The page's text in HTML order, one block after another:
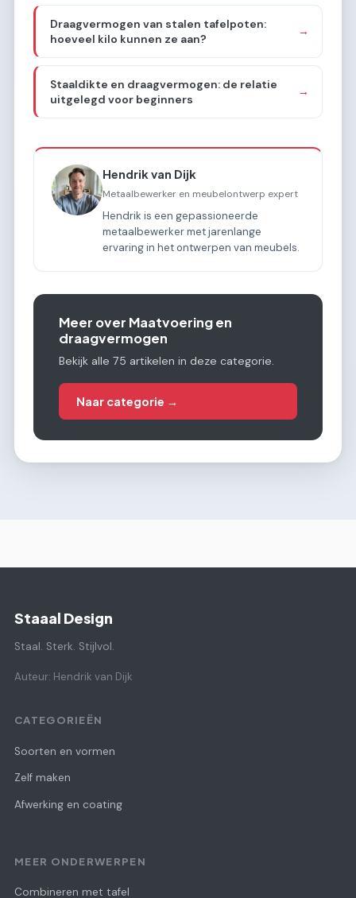
Draagvermogen van stalen tafelpoten:
hoeveel kilo kunnen ze aan?
→
Staaldikte en draagvermogen: de relatie
uitgelegd voor beginners
→
Hendrik van Dijk
Metaalbewerker en meubelontwerp expert
Hendrik is een gepassioneerde
metaalbewerker met jarenlange
ervaring in het ontwerpen van meubels.
Meer over Maatvoering en
draagvermogen
Bekijk alle 75 artikelen in deze categorie.
Naar categorie →
Staaal Design
Staal. Sterk. Stijlvol.
Auteur: Hendrik van Dijk
CATEGORIEËN
Soorten en vormen
Zelf maken
Afwerking en coating
MEER ONDERWERPEN
Combineren met tafel